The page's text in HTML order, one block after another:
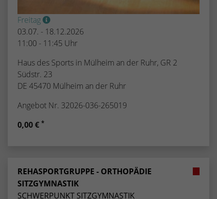
Freitag
03.07. - 18.12.2026
11:00 - 11:45 Uhr
Haus des Sports in Mülheim an der Ruhr, GR 2
Südstr. 23
DE 45470 Mülheim an der Ruhr
Angebot Nr. 32026-036-265019
0,00 € *
REHASPORTGRUPPE - ORTHOPÄDIE
SITZGYMNASTIK
SCHWERPUNKT SITZGYMNASTIK